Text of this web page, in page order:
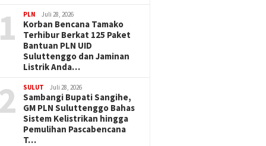
PLN Juli 28, 2026
Korban Bencana Tamako
Terhibur Berkat 125 Paket
Bantuan PLN UID
Suluttenggo dan Jaminan
Listrik Anda…
SULUT Juli 28, 2026
Sambangi Bupati Sangihe,
GM PLN Suluttenggo Bahas
Sistem Kelistrikan hingga
Pemulihan Pascabencana
T…